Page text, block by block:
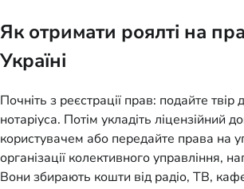
Як отримати роялті на
Україні
Почніть з реєстрації прав: подайте твір
нотаріуса. Потім укладіть ліцензійний
користувачем або передайте права на
організації колективного управління,
Вони збирають кошти від радіо, ТВ,